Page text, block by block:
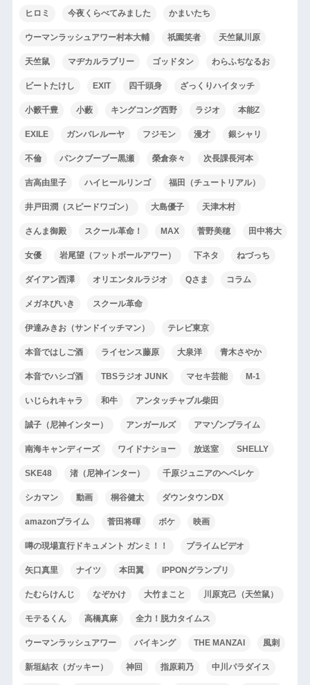
ヒロミ 今夜くらべてみました かまいたち
ウーマンラッシュアワー村本大輔 祇園笑者 天竺鼠川原
天竺鼠 マヂカルラブリー ゴッドタン わらふぢなるお
ビートたけし EXIT 四千頭身 ざっくりハイタッチ
小籔千豊 小藪 キングコング西野 ラジオ 本能Z
EXILE ガンバレルーヤ フジモン 漫才 銀シャリ
不倫 パンクブーブー黒瀬 榮倉奈々 次長課長河本
吉高由里子 ハイヒールリンゴ 福田（チュートリアル）
井戸田潤（スピードワゴン） 大島優子 天津木村
さんま御殿 スクール革命！ MAX 菅野美穂 田中将大
女優 岩尾望（フットボールアワー） 下ネタ ねづっち
ダイアン西澤 オリエンタルラジオ Qさま コラム
メガネびいき スクール革命
伊達みきお（サンドイッチマン） テレビ東京
本音ではしご酒 ライセンス藤原 大泉洋 青木さやか
本音でハシゴ酒 TBSラジオ JUNK マセキ芸能 M-1
いじられキャラ 和牛 アンタッチャブル柴田
誠子（尼神インター） アンガールズ アマゾンプライム
南海キャンディーズ ワイドナショー 放送室 SHELLY
SKE48 渚（尼神インター） 千原ジュニアのヘベレケ
シカマン 動画 桐谷健太 ダウンタウンDX
amazonプライム 菅田将暉 ボケ 映画
噂の現場直行ドキュメント ガンミ！！ プライムビデオ
矢口真里 ナイツ 本田翼 IPPONグランプリ
たむらけんじ なぞかけ 大竹まこと 川原克己（天竺鼠）
モテるくん 高橋真麻 全力！脱力タイムス
ウーマンラッシュアワー バイキング THE MANZAI 風刺
新垣結衣（ガッキー） 神回 指原莉乃 中川パラダイス